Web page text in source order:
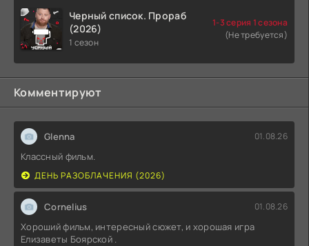
Черный список. Прораб
(2026)
1 сезон
1-3 серия 1 сезона
(Не требуется)
Комментируют
Glenna 01.08.26
Классный фильм.
ДЕНЬ РАЗОБЛАЧЕНИЯ (2026)
Cornelius 01.08.26
Хороший фильм, интересный сюжет, и хорошая игра
Елизаветы Боярской .